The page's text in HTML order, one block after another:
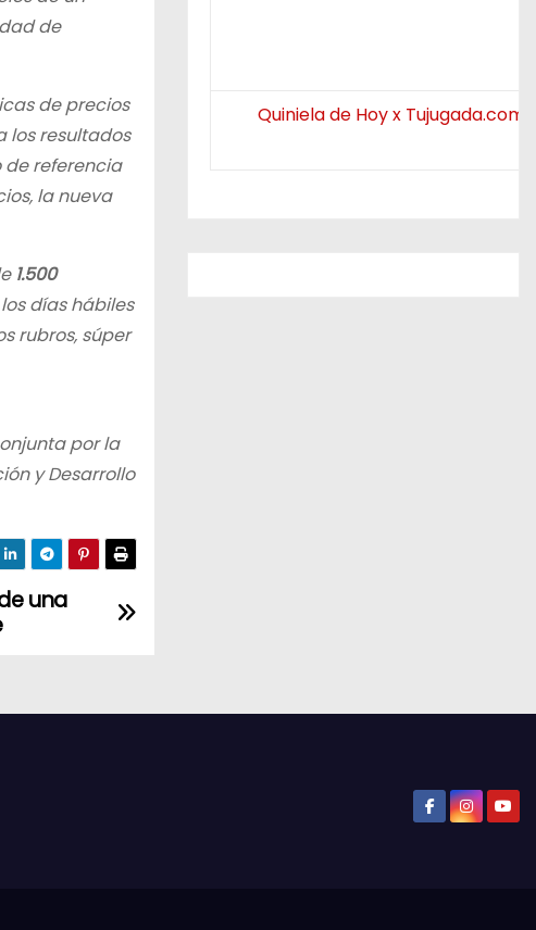
de
de precios
los resultados
de referencia
la nueva
1.500
días hábiles
rubros, súper
por la
y Desarrollo
una
Quiniela de Hoy x